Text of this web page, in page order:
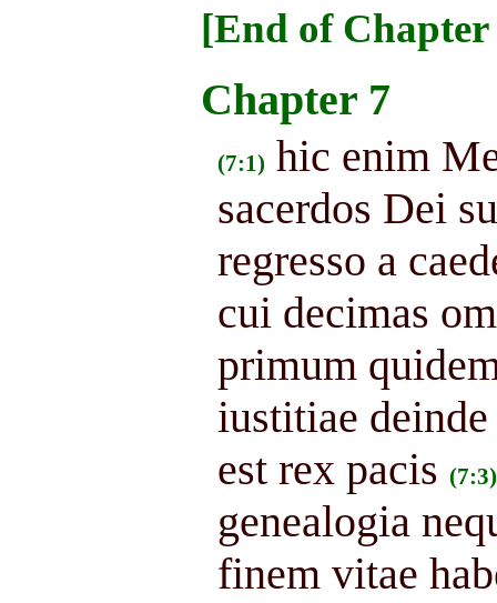
[End of Chapter
Chapter 7
(7:1) hic enim
sacerdos Dei
regresso a
cui decimas
primum
iustitiae
est rex pacis (7:3)
genealogia
finem vitae